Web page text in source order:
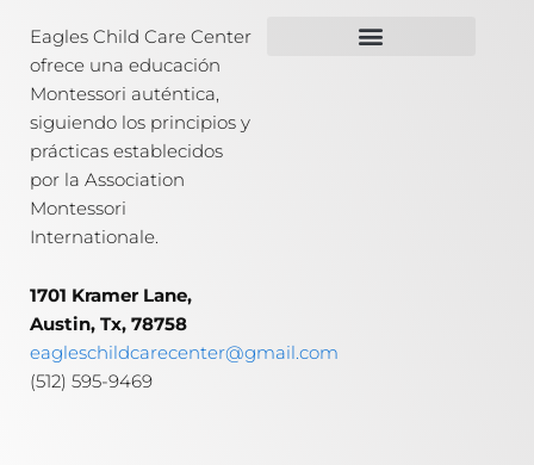
Eagles Child Care Center
ofrece una educación
Montessori auténtica,
siguiendo los principios y
prácticas establecidos
por la Association
Montessori
Internationale.
1701 Kramer Lane,
Austin, Tx, 78758
eagleschildcarecenter@gmail.com
(512) 595-9469